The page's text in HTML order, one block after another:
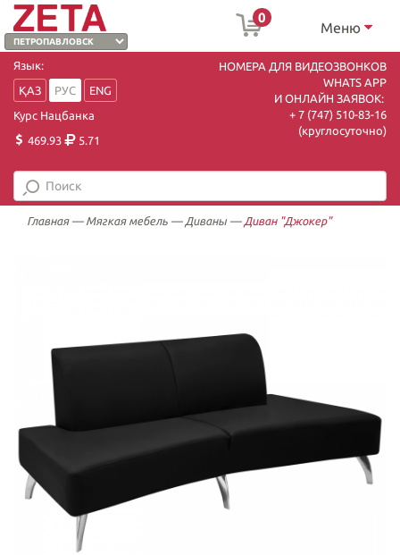
0
Меню
Язык:
ҚАЗ
РУС
ENG
Курс Нацбанка
469.93
5.71
НОМЕРА ДЛЯ ВИДЕОЗВОНКОВ
WHATS APP
И ОНЛАЙН ЗАЯВОК:
+ 7 (747) 510-83-16
(круглосуточно)
Главная— Мягкая мебель — Диваны — Диван "Джокер"